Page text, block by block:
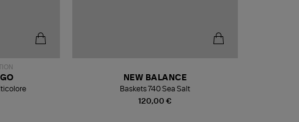
120,00 €
NEW BALANCE
Baskets 740 Sea Salt